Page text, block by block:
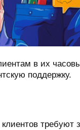
в их
поддержку.
требуют